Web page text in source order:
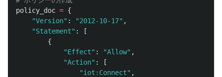
policy_doc = {
"Version" : "2012-10-17" ,
"Statement" :
[
{
"Effect" : "Allow" ,
"Action" :
[
"iot:Connect" ,